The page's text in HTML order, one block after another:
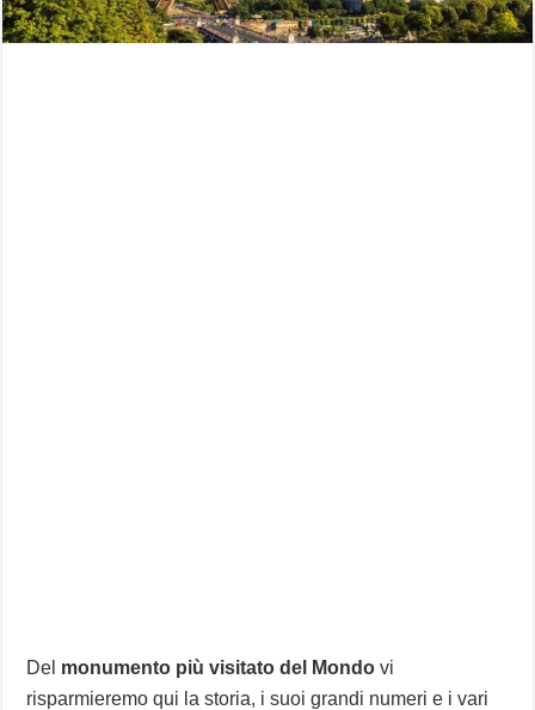
Del monumento più visitato del Mondo vi
risparmieremo qui la storia, i suoi grandi numeri e i vari